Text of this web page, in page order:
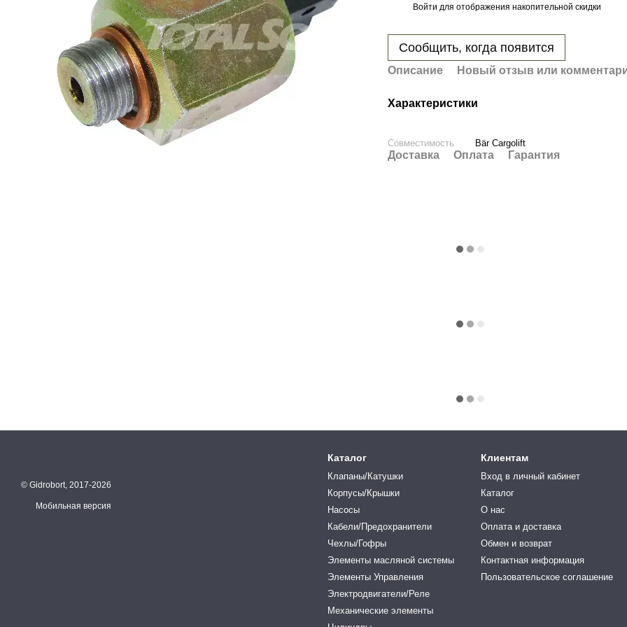
Войти для отображения накопительной скидки
Сообщить, когда появится
Описание Новый отзыв или
Характеристики
Совместимость Bär Cargolift
Доставка Оплата Гарантия
© Gidrobort, 2017-2026
Мобильная версия
Каталог
Клапаны/Катушки
Корпусы/Крышки
Насосы
Кабели/Предохранители
Чехлы/Гофры
Элементы масляной системы
Элементы Управления
Электродвигатели/Реле
Механические элементы
Клиентам
Вход в личный кабинет
Каталог
О нас
Оплата и доставка
Обмен и возврат
Контактная информация
Пользовательское соглашение